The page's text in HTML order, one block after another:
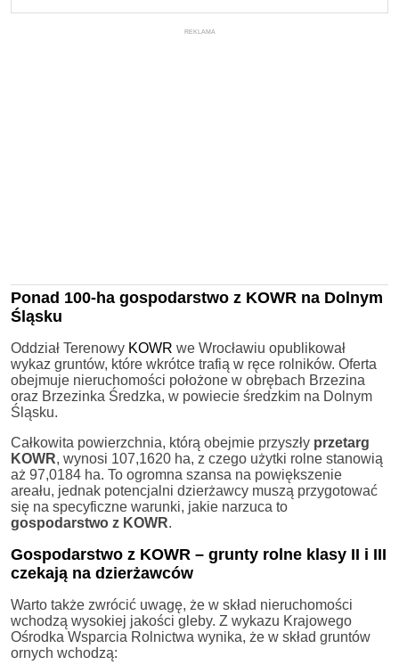
REKLAMA
Ponad 100-ha gospodarstwo z KOWR na Dolnym
Śląsku
Oddział Terenowy KOWR we Wrocławiu opublikował
wykaz gruntów, które wkrótce trafią w ręce rolników. Oferta
obejmuje nieruchomości położone w obrębach Brzezina
oraz Brzezinka Średzka, w powiecie średzkim na Dolnym
Śląsku.
Całkowita powierzchnia, którą obejmie przyszły przetarg
KOWR, wynosi 107,1620 ha, z czego użytki rolne stanowią
aż 97,0184 ha. To ogromna szansa na powiększenie
areału, jednak potencjalni dzierżawcy muszą przygotować
się na specyficzne warunki, jakie narzuca to
gospodarstwo z KOWR.
Gospodarstwo z KOWR – grunty rolne klasy II i III
czekają na dzierżawców
Warto także zwrócić uwagę, że w skład nieruchomości
wchodzą wysokiej jakości gleby. Z wykazu Krajowego
Ośrodka Wsparcia Rolnictwa wynika, że w skład gruntów
ornych wchodzą: